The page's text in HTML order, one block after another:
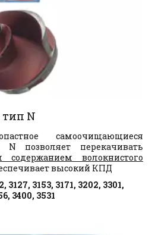
тип N
самоочищающиеся
N позволяет перекачивать
волокнистого
высокий КПД
3153, 3171, 3202, 3301,
3400, 3531